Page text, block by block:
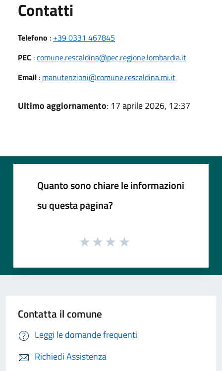
Contatti
Telefono : +39 0331 467845
PEC :comune.rescaldina@pec.regione.lombardia.it
Email : manutenzioni@comune.rescaldina.mi.it
Ultimo aggiornamento: 17 aprile 2026, 12:37
Quanto sono chiare le informazioni
su questa pagina?
Contatta il comune
Leggi le domande frequenti
Richiedi Assistenza